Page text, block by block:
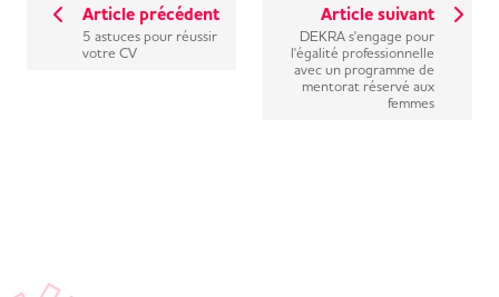
Article précédent
5 astuces pour réussir
votre CV
Article suivant
DEKRA s'engage pour
l'égalité professionnelle
avec un programme de
mentorat réservé aux
femmes